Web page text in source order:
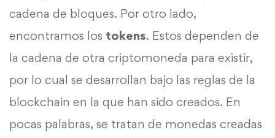
cadena de bloques. Por otro lado,
encontramos los tokens. Estos dependen de
la cadena de otra criptomoneda para existir,
por lo cual se desarrollan bajo las reglas de la
blockchain en la que han sido creados. En
pocas palabras, se tratan de monedas creadas